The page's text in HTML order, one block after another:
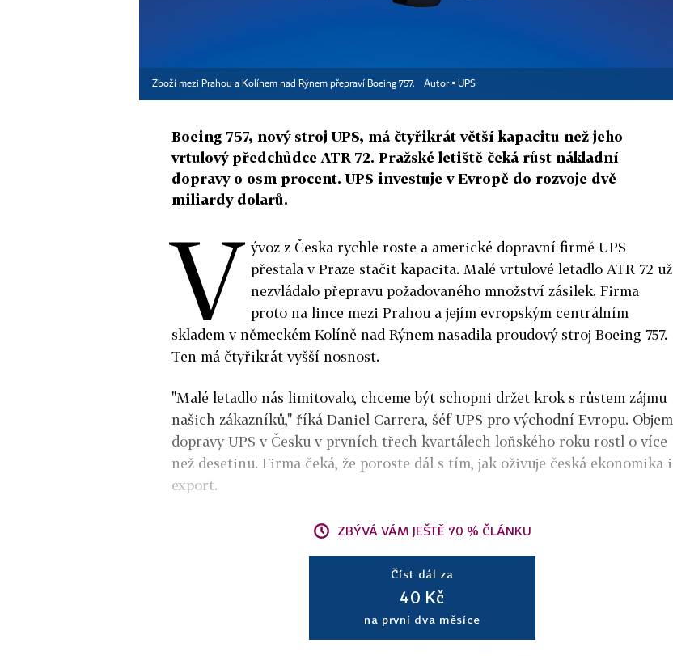
Zboží mezi Prahou a Kolínem nad Rýnem přepraví Boeing 757. Autor ▪ UPS
Boeing 757, nový stroj UPS, má čtyřikrát větší kapacitu než jeho
vrtulový předchůdce ATR 72. Pražské letiště čeká růst nákladní
dopravy o osm procent. UPS investuje v Evropě do rozvoje dvě
miliardy dolarů.
V ývoz z Česka rychle roste a americké dopravní firmě UPS
přestala v Praze stačit kapacita. Malé vrtulové letadlo ATR 72 už
nezvládalo přepravu požadovaného množství zásilek. Firma
proto na lince mezi Prahou a jejím evropským centrálním
skladem v německém Kolíně nad Rýnem nasadila proudový stroj Boeing 757.
Ten má čtyřikrát vyšší nosnost.
"Malé letadlo nás limitovalo, chceme být schopni držet krok s růstem zájmu
našich zákazníků," říká Daniel Carrera, šéf UPS pro východní Evropu. Objem
dopravy UPS v Česku v prvních třech kvartálech loňského roku rostl o více
než desetinu. Firma čeká, že poroste dál s tím, jak oživuje česká ekonomika i
export.
ZBÝVÁ VÁM JEŠTĚ 70 % ČLÁNKU
Číst dál za
40 Kč
na první dva měsíce